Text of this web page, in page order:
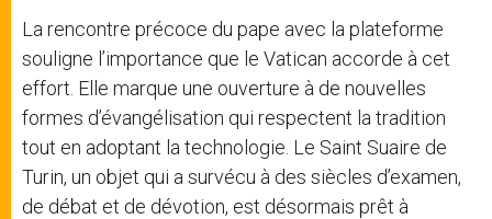
La rencontre précoce du pape avec la plateforme
souligne l’importance que le Vatican accorde à cet
effort. Elle marque une ouverture à de nouvelles
formes d’évangélisation qui respectent la tradition
tout en adoptant la technologie. Le Saint Suaire de
Turin, un objet qui a survécu à des siècles d’examen,
de débat et de dévotion, est désormais prêt à